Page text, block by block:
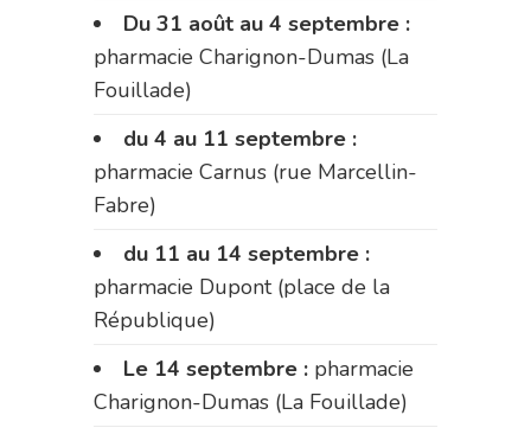
Du 31 août au 4 septembre :
pharmacie Charignon-Dumas (La
Fouillade)
du 4 au 11 septembre :
pharmacie Carnus (rue Marcellin-
Fabre)
du 11 au 14 septembre :
pharmacie Dupont (place de la
République)
Le 14 septembre : pharmacie
Charignon-Dumas (La Fouillade)